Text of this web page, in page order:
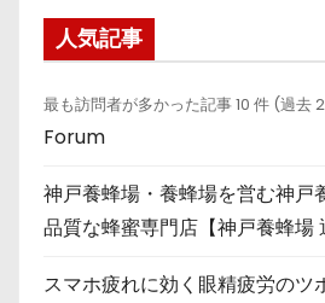
人気記事
最も訪問者が多かった記事 10 件 (過去
Forum
神戸養蜂場・養蜂場を営む神戸
品質な蜂蜜専門店【神戸養蜂場
スマホ疲れに効く眼精疲労の